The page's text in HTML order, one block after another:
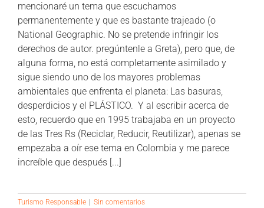
mencionaré un tema que escuchamos
permanentemente y que es bastante trajeado (o
National Geographic. No se pretende infringir los
derechos de autor. pregúntenle a Greta), pero que, de
alguna forma, no está completamente asimilado y
sigue siendo uno de los mayores problemas
ambientales que enfrenta el planeta: Las basuras,
desperdicios y el PLÁSTICO. Y al escribir acerca de
esto, recuerdo que en 1995 trabajaba en un proyecto
de las Tres Rs (Reciclar, Reducir, Reutilizar), apenas se
empezaba a oír ese tema en Colombia y me parece
increíble que después [...]
Turismo Responsable
Sin comentarios